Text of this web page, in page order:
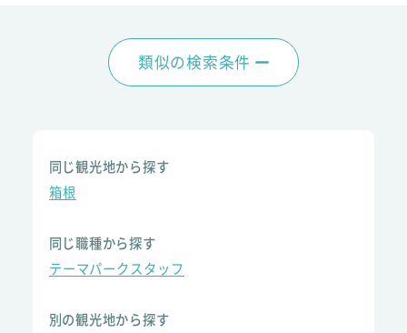
類似の検索条件
同じ観光地から探す
箱根
同じ職種から探す
テーマパークスタッフ
別の観光地から探す